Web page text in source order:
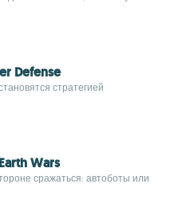
Defense
стратегией
Wars
сражаться: автоботы или